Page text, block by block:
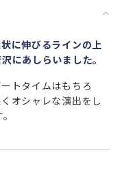
に伸びるラインの上
にあしらいました。
トタイムはもちろ
オシャレな演出をし